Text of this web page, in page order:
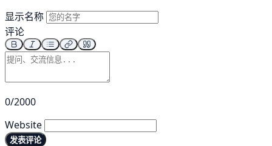
显示名称
评论
0/2000
Website
发表评论